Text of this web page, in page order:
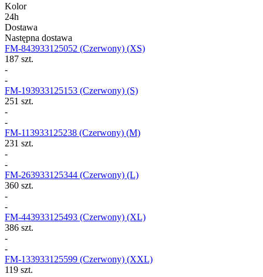
Kolor
24h
Dostawa
Następna dostawa
FM-843933125052 (Czerwony) (XS)
187 szt.
-
-
FM-193933125153 (Czerwony) (S)
251 szt.
-
-
FM-113933125238 (Czerwony) (M)
231 szt.
-
-
FM-263933125344 (Czerwony) (L)
360 szt.
-
-
FM-443933125493 (Czerwony) (XL)
386 szt.
-
-
FM-133933125599 (Czerwony) (XXL)
119 szt.